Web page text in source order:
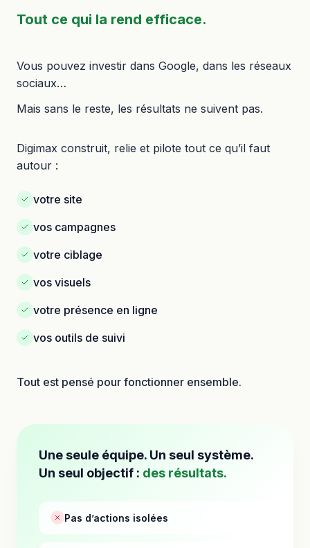
Tout ce qui la rend efficace.
Vous pouvez investir dans Google, dans les réseaux
sociaux…
Mais sans le reste, les résultats ne suivent pas.
Digimax construit, relie et pilote tout ce qu’il faut
autour :
votre site
vos campagnes
votre ciblage
vos visuels
votre présence en ligne
vos outils de suivi
Tout est pensé pour fonctionner ensemble.
Une seule équipe. Un seul système.
Un seul objectif : des résultats.
Pas d’actions isolées